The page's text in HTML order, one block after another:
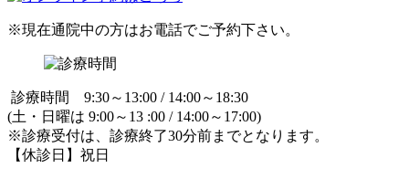
※現在通院中の方はお電話でご予約下さい。
診療時間 9:30～13:00 / 14:00～18:30
(土・日曜は 9:00～13 :00 / 14:00～17:00)
※診療受付は、診療終了30分前までとなります。
【休診日】祝日